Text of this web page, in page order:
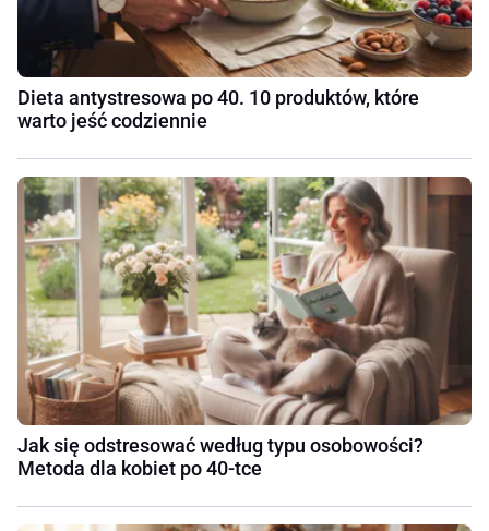
Dieta antystresowa po 40. 10 produktów, które
warto jeść codziennie
Jak się odstresować według typu osobowości?
Metoda dla kobiet po 40-tce